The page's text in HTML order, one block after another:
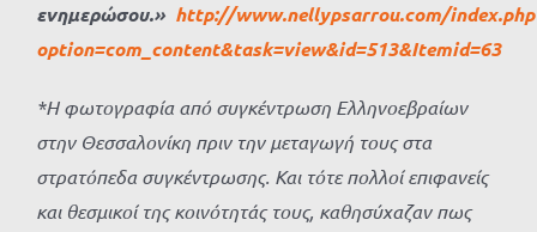
ενημερώσου.» http://www.nellypsarrou.com/
option=com_content&task=view&id=513&Itemid=63
*Η φωτογραφία από συγκέντρωση Ελληνοεβραίων
στην Θεσσαλονίκη πριν την μεταγωγή τους στα
στρατόπεδα συγκέντρωσης. Και τότε πολλοί επιφανείς
και θεσμικοί της κοινότητάς τους, καθησύχαζαν πως